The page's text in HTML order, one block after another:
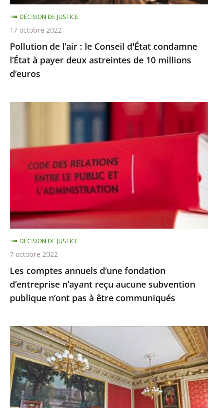
à
payer
deux
astreintes
de
10
d’euros
Pollution de l’air : le Conseil d'État condamne
l’État à payer deux astreintes de 10 millions
d’euros
DÉCISION DE JUSTICE
17 octobre 2022
d’une
fondation
d’entreprise
n’ayant
aucune
subvention
publique
n’ont
pas
à
être
Les comptes annuels d’une fondation
d’entreprise n’ayant reçu aucune subvention
publique n’ont pas à être communiqués
DÉCISION DE JUSTICE
7 octobre 2022
Le
juge
des
référés
du
Conseil